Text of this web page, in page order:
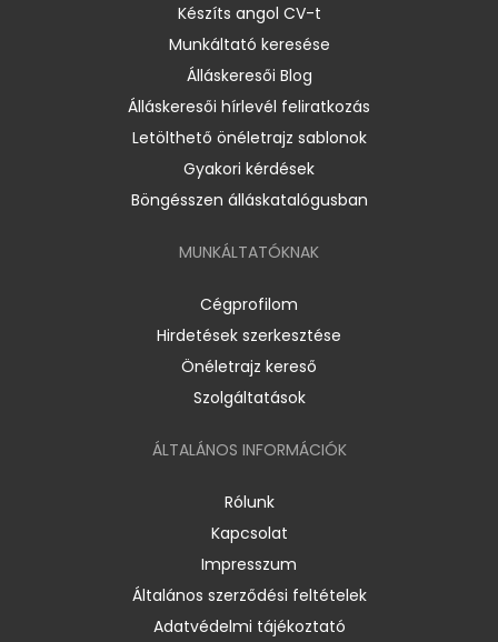
Készíts angol CV-t
Munkáltató keresése
Álláskeresői Blog
Álláskeresői hírlevél feliratkozás
Letölthető önéletrajz sablonok
Gyakori kérdések
Böngésszen álláskatalógusban
MUNKÁLTATÓKNAK
Cégprofilom
Hirdetések szerkesztése
Önéletrajz kereső
Szolgáltatások
ÁLTALÁNOS INFORMÁCIÓK
Rólunk
Kapcsolat
Impresszum
Általános szerződési feltételek
Adatvédelmi tájékoztató